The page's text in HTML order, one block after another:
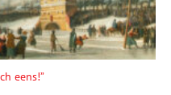
eens!”